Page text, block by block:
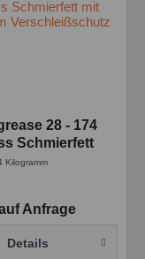
28 - 174
Schmierfett
Kilogramm
Anfrage
Details